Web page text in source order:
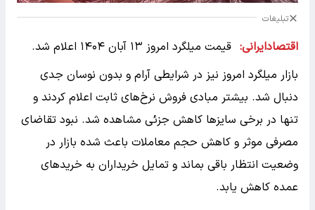
تبلیغات
اقتصادایرانی:
قیمت میلگرد امروز ۱۳ آبان ۱۴۰۴ اعلام شد.
بازار میلگرد امروز نیز در شرایطی آرام و بدون نوسان جدی
دنبال شد. بیشتر مبادی فروش نرخ‌های ثابت اعلام کردند و
تنها در برخی سایزها کاهش جزئی مشاهده شد. نبود تقاضای
مصرفی موثر و کاهش حجم معاملات باعث شده بازار در
وضعیت انتظار باقی بماند و تمایل خریداران به خریدهای
عمده کاهش یابد.